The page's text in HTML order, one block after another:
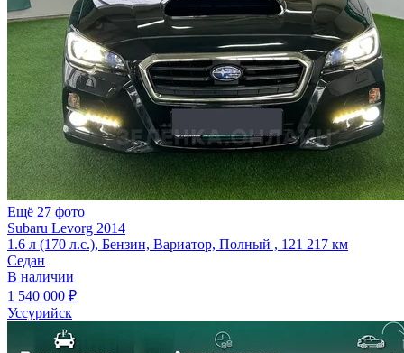
Ещё 27 фото
Subaru Levorg 2014
1.6 л (170 л.с.), Бензин, Вариатор, Полный , 121 217 км
Седан
В наличии
1 540 000 ₽
Уссурийск